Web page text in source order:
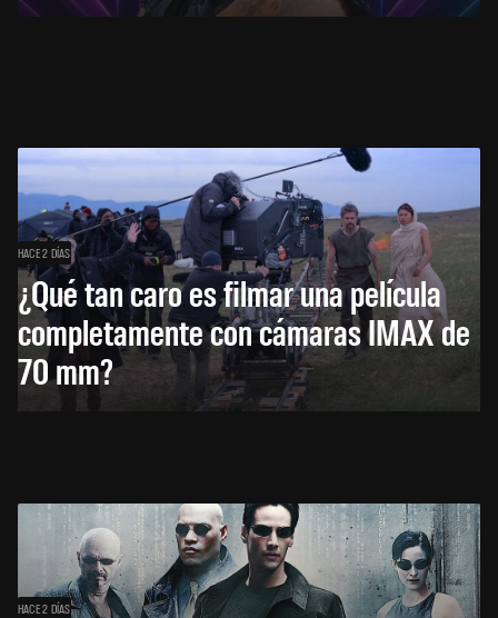
HACE 2 DÍAS
¿Qué tan caro es filmar una película
completamente con cámaras IMAX de
70 mm?
HACE 2 DÍAS